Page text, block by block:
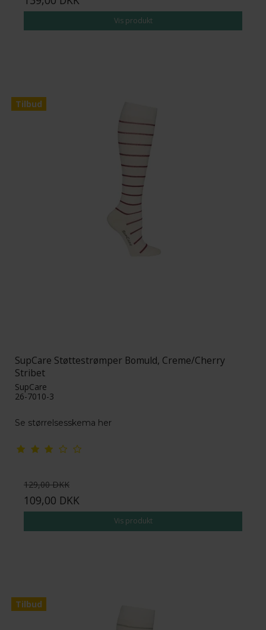
Vis produkt
Tilbud
SupCare Støttestrømper Bomuld, Creme/Cherry
Stribet
SupCare
26-7010-3
Se størrelsesskema her
129,00 DKK
109,00 DKK
Vis produkt
Tilbud